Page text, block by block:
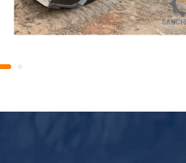
Chargeuse-pelleteuse JCB
3CX d'occasion